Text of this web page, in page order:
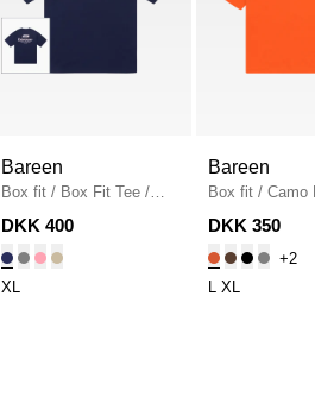
Bareen
Box fit / Box Fit Tee /
NAVY
DKK 400
XL
Bareen
Box fit / Camo
Fit T-shirt /
DKK 350
+2
XL